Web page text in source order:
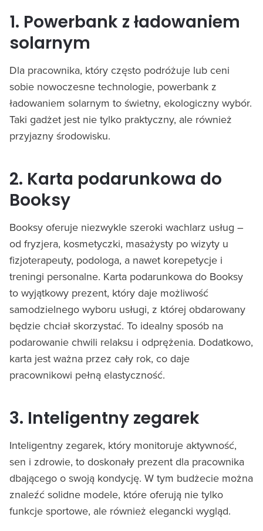
1. Powerbank z ładowaniem
solarnym
Dla pracownika, który często podróżuje lub ceni
sobie nowoczesne technologie, powerbank z
ładowaniem solarnym to świetny, ekologiczny wybór.
Taki gadżet jest nie tylko praktyczny, ale również
przyjazny środowisku.
2. Karta podarunkowa do
Booksy
Booksy oferuje niezwykle szeroki wachlarz usług –
od fryzjera, kosmetyczki, masażysty po wizyty u
fizjoterapeuty, podologa, a nawet korepetycje i
treningi personalne. Karta podarunkowa do Booksy
to wyjątkowy prezent, który daje możliwość
samodzielnego wyboru usługi, z której obdarowany
będzie chciał skorzystać. To idealny sposób na
podarowanie chwili relaksu i odprężenia. Dodatkowo,
karta jest ważna przez cały rok, co daje
pracownikowi pełną elastyczność.
3. Inteligentny zegarek
Inteligentny zegarek, który monitoruje aktywność,
sen i zdrowie, to doskonały prezent dla pracownika
dbającego o swoją kondycję. W tym budżecie można
znaleźć solidne modele, które oferują nie tylko
funkcje sportowe, ale również elegancki wygląd.